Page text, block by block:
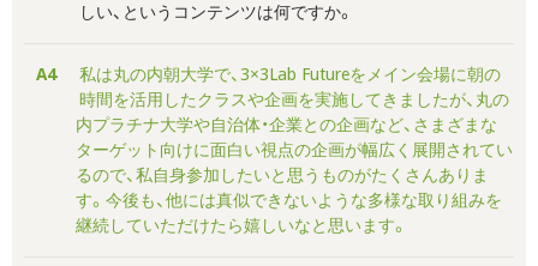
しい、というコンテンツは何ですか。
A4
私は丸の内朝大学で、3×3Lab Futureをメイン会場に朝の
時間を活用したクラスや企画を実施してきましたが、丸の
内プラチナ大学や自治体・企業との企画など、さまざまな
ターゲット向けに面白い視点の企画が幅広く展開されてい
るので、私自身参加したいと思うものがたくさんありま
す。今後も、他には真似できないような多様な取り組みを
継続していただけたら嬉しいなと思います。